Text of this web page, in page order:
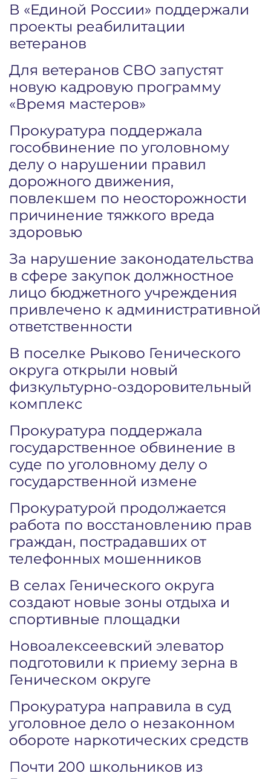
В «Единой России» поддержали
проекты реабилитации
ветеранов
Для ветеранов СВО запустят
новую кадровую программу
«Время мастеров»
Прокуратура поддержала
гособвинение по уголовному
делу о нарушении правил
дорожного движения,
повлекшем по неосторожности
причинение тяжкого вреда
здоровью
За нарушение законодательства
в сфере закупок должностное
лицо бюджетного учреждения
привлечено к административной
ответственности
В поселке Рыково Генического
округа открыли новый
физкультурно-оздоровительный
комплекс
Прокуратура поддержала
государственное обвинение в
суде по уголовному делу о
государственной измене
Прокуратурой продолжается
работа по восстановлению прав
граждан, пострадавших от
телефонных мошенников
В селах Генического округа
создают новые зоны отдыха и
спортивные площадки
Новоалексеевский элеватор
подготовили к приему зерна в
Геническом округе
Прокуратура направила в суд
уголовное дело о незаконном
обороте наркотических средств
Почти 200 школьников из